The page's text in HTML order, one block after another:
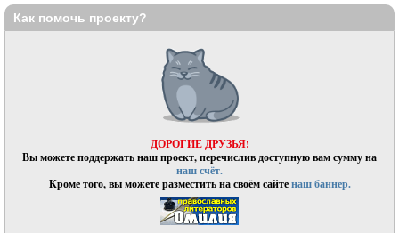
Как помочь проекту?
ДОРОГИЕ ДРУЗЬЯ!
Вы можете поддержать наш проект, перечислив доступную вам сумму на
наш счёт.
Кроме того, вы можете разместить на своём сайтенаш баннер.